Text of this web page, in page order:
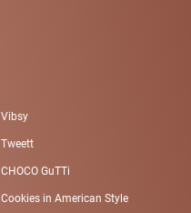
Vibsy
Tweett
CHOCO GuTTi
Cookies in American Style